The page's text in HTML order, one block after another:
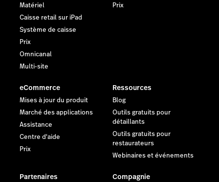
Matériel
Caisse retail sur iPad
Système de caisse
Prix
Omnicanal
Multi-site
Prix
eCommerce
Mises à jour du produit
Marché des applications
Assistance
Centre d'aide
Prix
Ressources
Blog
Outils gratuits pour
détaillants
Outils gratuits pour
restaurateurs
Webinaires et événements
Partenaires Compagnie